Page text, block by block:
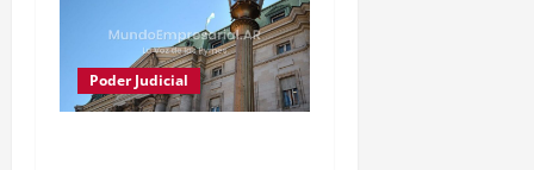
Poder Judicial